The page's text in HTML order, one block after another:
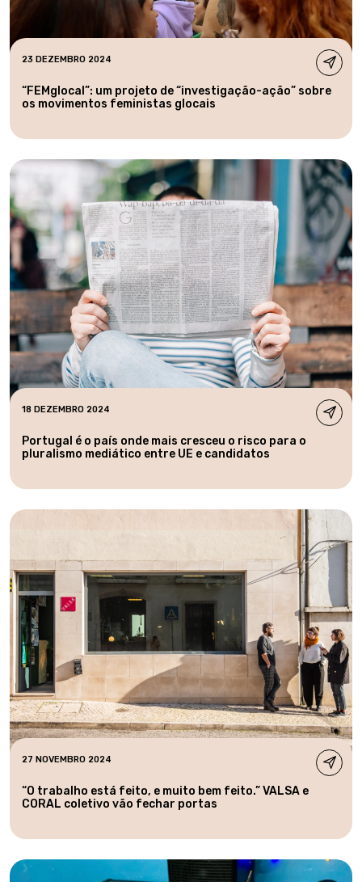
23 DEZEMBRO 2024
“FEMglocal”: um projeto de “investigação-ação” sobre
os movimentos feministas glocais
18 DEZEMBRO 2024
Portugal é o país onde mais cresceu o risco para o
pluralismo mediático entre UE e candidatos
27 NOVEMBRO 2024
“O trabalho está feito, e muito bem feito.” VALSA e
CORAL coletivo vão fechar portas